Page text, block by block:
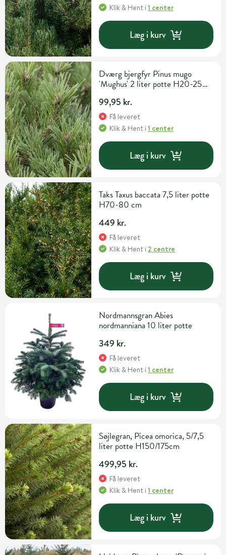
Klik & Hent i1 center
Læg i kurv
Dværg bjergfyr Pinus mugo
'Mughus' 2 liter potte H20-25
99,95 kr.
Få leveret
Klik & Hent i1 center
Læg i kurv
Taks Taxus baccata 7,5 liter potte
H70-80 cm
449 kr.
Få leveret
Klik & Hent i2 centre
Læg i kurv
Nordmannsgran Abies
nordmanniana 10 liter potte
349 kr.
Få leveret
Klik & Hent i1 center
Læg i kurv
Søjlegran, Picea omorica, 5/7,5
liter potte H150/175cm
499,95 kr.
Få leveret
Klik & Hent i1 center
Læg i kurv